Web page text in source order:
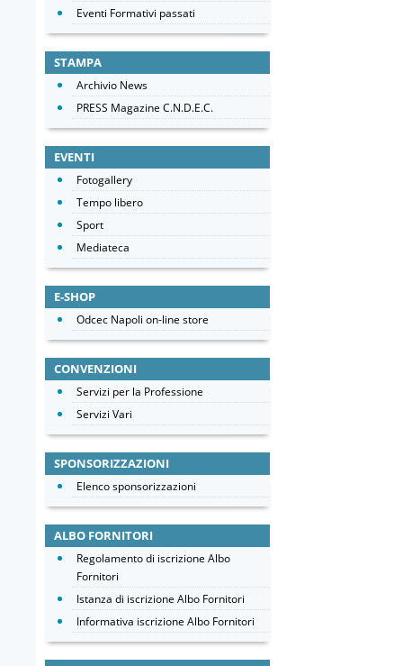
Eventi Formativi passati
STAMPA
Archivio News
PRESS Magazine C.N.D.E.C.
EVENTI
Fotogallery
Tempo libero
Sport
Mediateca
E-SHOP
Odcec Napoli on-line store
CONVENZIONI
Servizi per la Professione
Servizi Vari
SPONSORIZZAZIONI
Elenco sponsorizzazioni
ALBO FORNITORI
Regolamento di iscrizione Albo
Fornitori
Istanza di iscrizione Albo Fornitori
Informativa iscrizione Albo Fornitori